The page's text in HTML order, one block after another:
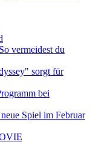
vermeidest du
sorgt für
bei
Spiel im Februar